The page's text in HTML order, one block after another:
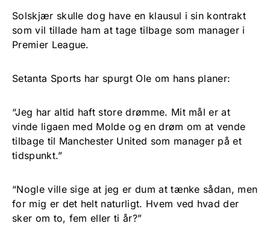
Solskjær skulle dog have en klausul i sin kontrakt
som vil tillade ham at tage tilbage som manager i
Premier League.
Setanta Sports har spurgt Ole om hans planer:
“Jeg har altid haft store drømme. Mit mål er at
vinde ligaen med Molde og en drøm om at vende
tilbage til Manchester United som manager på et
tidspunkt.”
“Nogle ville sige at jeg er dum at tænke sådan, men
for mig er det helt naturligt. Hvem ved hvad der
sker om to, fem eller ti år?”